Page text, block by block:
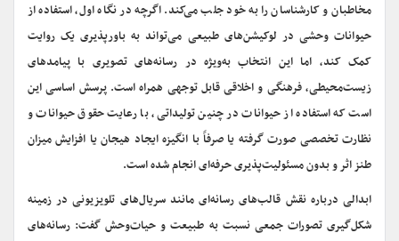
مخاطبان و کارشناسان را به خود جلب می‌کند. اگرچه در نگاه اول، استفاده از
حیوانات وحشی در لوکیشن‌های طبیعی می‌تواند به باورپذیری یک روایت
کمک کند، اما این انتخاب به‌ویژه در رسانه‌های تصویری با پیامدهای
زیست‌محیطی، فرهنگی و اخلاقی قابل توجهی همراه است. پرسش اساسی این
است که استفاده از حیوانات در چنین تولیداتی، با رعایت حقوق حیوانات و
نظارت تخصصی صورت گرفته یا صرفاً با انگیزه ایجاد هیجان یا افزایش میزان
طنز اثر و بدون مسئولیت‌پذیری حرفه‌ای انجام شده است.
ابدالی درباره نقش قالب‌های رسانه‌ای مانند سریال‌های تلویزیونی در زمینه
شکل‌گیری تصورات جمعی نسبت به طبیعت و حیات‌وحش گفت: رسانه‌های